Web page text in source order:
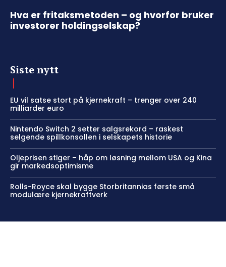
Hva er fritaksmetoden – og hvorfor bruker
investorer holdingselskap?
Siste nytt
EU vil satse stort på kjernekraft – trenger over 240
milliarder euro
Nintendo Switch 2 setter salgsrekord – raskest
selgende spillkonsollen i selskapets historie
Oljeprisen stiger – håp om løsning mellom USA og Kina
gir markedsoptimisme
Rolls-Royce skal bygge Storbritannias første små
modulære kjernekraftverk